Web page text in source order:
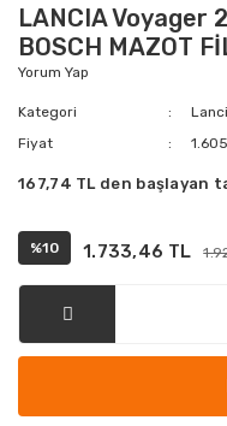
LANCIA Voyager
BOSCH MAZOT
Yorum Yap
Kategori
Fiyat
167,74 TL den başlayan
%10 1.733,46 TL